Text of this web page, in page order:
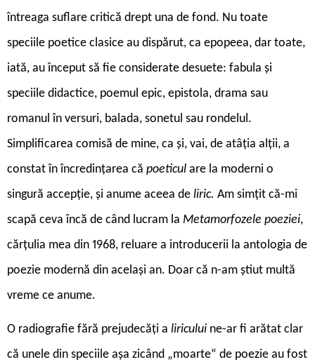
întreaga suflare critică drept una de fond. Nu toate
speciile poetice clasice au dispărut, ca epopeea, dar toate,
iată, au început să fie considerate desuete: fabula și
speciile didactice, poemul epic, epistola, drama sau
romanul în versuri, balada, sonetul sau rondelul.
Simplificarea comisă de mine, ca și, vai, de atâția alții, a
constat în încredințarea că poeticul are la moderni o
singură accepție, și anume aceea de liric. Am simțit că-mi
scapă ceva încă de când lucram la Metamorfozele poeziei,
cărțulia mea din 1968, reluare a introducerii la antologia de
poezie modernă din același an. Doar că n-am știut multă
vreme ce anume.
O radiografie fără prejudecăți a liricului ne-ar fi arătat clar
că unele din speciile așa zicând „moarte“ de poezie au fost